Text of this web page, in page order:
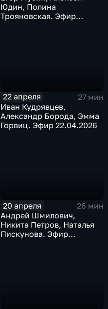
Юдин, Полина
Трояновская. Эфир
22 апреля
27 мин
Иван Кудрявцев,
Александр Борода, Эмма
Горвиц. Эфир 22.04.2026
20 апреля
26 мин
Андрей Шмилович,
Никита Петров, Наталья
Пискунова. Эфир